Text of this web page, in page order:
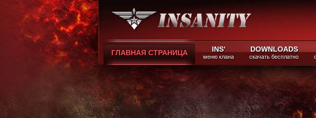
ГЛАВНАЯ СТРАНИЦА INS'
меню клана
DOWNLOADS
скачать бесплатно